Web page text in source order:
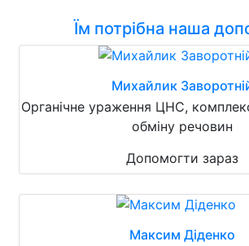
Їм потрібна наша
Михайлик
Органічне ураження ЦНС,
обміну речовин
Допомогти зараз
Максим Діденко